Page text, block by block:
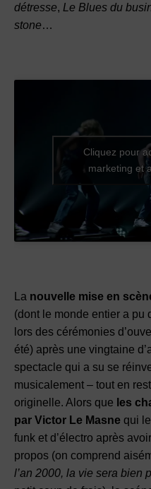
détresse, Le Blues du
stone…
Cliquez pour
marketing et
La nouvelle mise en
(dont le monde entier a pu
lors des cérémonies
été) après une vingtaine
spectacle qui a su se
musicalement – tout en
originelle. Alors que les
par Victor Le Masne qui
funk et d’électro après
propos (on comprend
l’an 2000, la vie sera bien